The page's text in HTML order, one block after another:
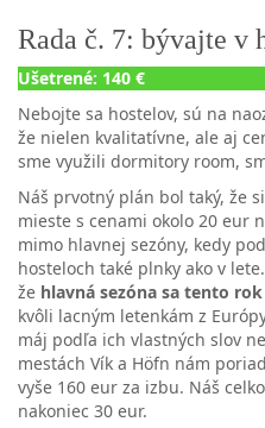
Rada č. 7: bývajte v
Ušetrené: 140 €
Nebojte sa hostelov, sú na
že nielen kvalitatívne, ale aj
sme využili dormitory room,
Náš prvotný plán bol taký, že
mieste s cenami okolo 20 eur
mimo hlavnej sezóny, kedy
hosteloch také plnky ako v
že hlavná sezóna sa tento
kvôli lacným letenkám z
máj podľa ich vlastných slov
mestách Vík a Höfn nám
vyše 160 eur za izbu. Náš
nakoniec 30 eur.